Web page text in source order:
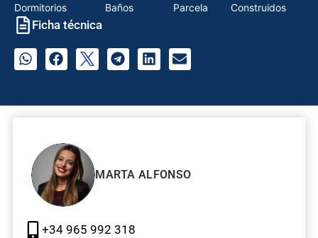
Dormitorios Baños Parcela Construidos
Ficha técnica
MARTA ALFONSO
+34 965 992 318